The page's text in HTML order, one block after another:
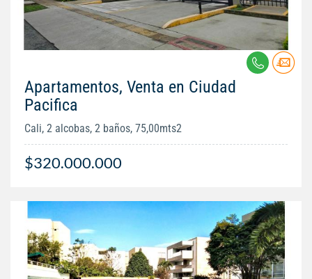
Apartamentos, Venta en Ciudad
Pacifica
Cali, 2 alcobas, 2 baños, 75,00mts2
$320.000.000